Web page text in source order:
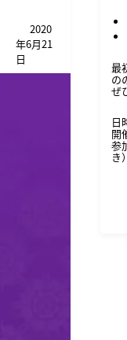
2020
年6月21
日
最
の
ぜ
日
開
参
き）